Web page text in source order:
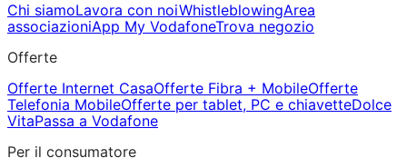
Chi siamoLavora con noiWhistleblowingArea
associazioniApp My VodafoneTrova negozio
Offerte
Offerte Internet CasaOfferte Fibra + MobileOfferte
Telefonia MobileOfferte per tablet, PC e chiavetteDolce
VitaPassa a Vodafone
Per il consumatore